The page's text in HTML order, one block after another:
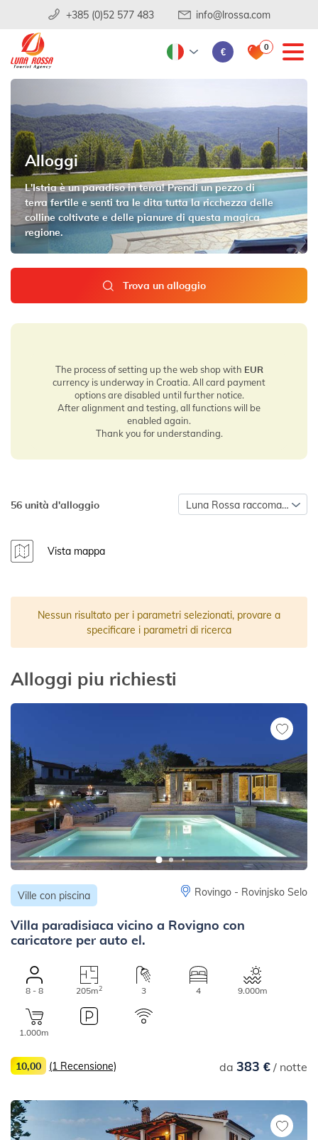
+385 (0)52 577 483 info@lrossa.com
€ 0
Alloggi
L'Istria è un paradiso in terra! Prendi un pezzo di
terra fertile e senti tra le dita tutta la ricchezza delle
colline coltivate e delle pianure di questa magica
regione.
Trova un alloggio
The process of setting up the web shop with EUR
currency is underway in Croatia. All card payment
options are disabled until further notice.
After alignment and testing, all functions will be
enabled again.
Thank you for understanding.
56 unità d'alloggio Luna Rossa raccomanda
Vista mappa
Nessun risultato per i parametri selezionati, provare a
specificare i parametri di ricerca
Alloggi piu richiesti
Ville con piscina Rovingo - Rovinjsko Selo
Villa paradisiaca vicino a Rovigno con
caricatore per auto el.
8 - 8 205m2 3 4 9.000m
1.000m
da 383 €/ notte
10,00 (1 Recensione)